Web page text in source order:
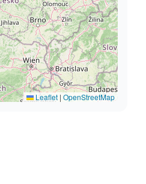
Leaflet | OpenStreetMap